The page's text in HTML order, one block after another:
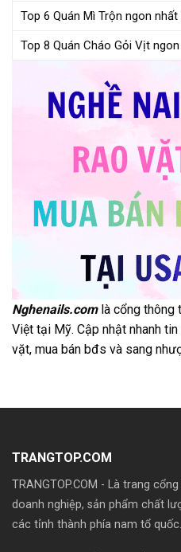
Top 6 Quán Mì Trộn ngon
Top 8 Quán Cháo Gỏi Vịt
Nghenails.comlà cổng thông
Việt tại Mỹ. Cập nhật nhanh
vặt, mua bán bđs và sang
TRANGTOP.COM
TRANGTOP.COM - Là trang
doanh nghiệp, sản phẩm chất
các tỉnh thành phía nam tổ quốc.